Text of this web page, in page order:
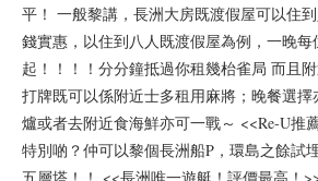
平！ 一般黎講，長洲大房既渡假屋可以住
錢實惠，以住到八人既渡假屋為例，一晚每
起！！！！分分鐘抵過你租幾枱雀局 而且
打牌既可以係附近士多租用麻將；晚餐選擇
爐或者去附近食海鮮亦可一戰～ <<Re-U推
特別啲？仲可以黎個長洲船P，環島之餘試